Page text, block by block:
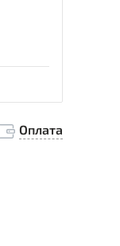
Оплата